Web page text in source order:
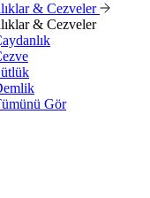
& Cezveler
& Cezveler
Gör